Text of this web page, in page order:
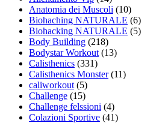
Anatomia dei Muscoli (10)
Biohaching NATURALE (6)
Biohacking NATURALE (5)
Body Building (218)
Bodystar Workout(13)
Calisthenics (331)
Calisthenics Monster(11)
caliworkout(5)
Challenge (15)
Challenge felssioni (4)
Colazioni Sportive (41)